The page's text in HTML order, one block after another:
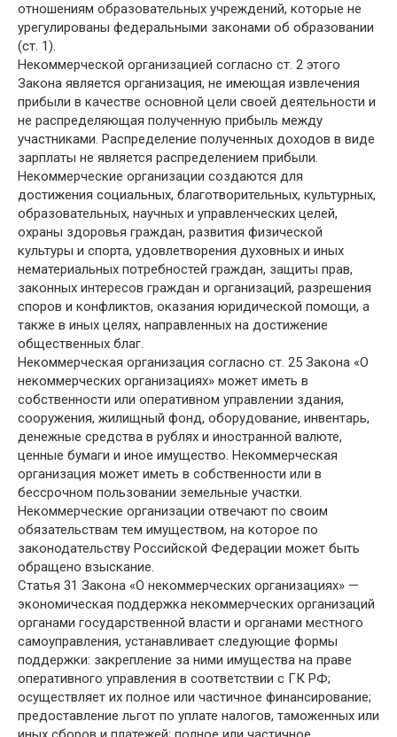
отношениям образовательных учреждений, которые не
урегулированы федеральными законами об образовании
(ст. 1).
Некоммерческой организацией согласно ст. 2 этого
Закона является организация, не имеющая извлечения
прибыли в качестве основной цели своей деятельности и
не распределяющая полученную прибыль между
участниками. Распределение полученных доходов в виде
зарплаты не является распределением прибыли.
Некоммерческие организации создаются для
достижения социальных, благотворительных, культурных,
образовательных, научных и управленческих целей,
охраны здоровья граждан, развития физической
культуры и спорта, удовлетворения духовных и иных
нематериальных потребностей граждан, защиты прав,
законных интересов граждан и организаций, разрешения
споров и конфликтов, оказания юридической помощи, а
также в иных целях, направленных на достижение
общественных благ.
Некоммерческая организация согласно ст. 25 Закона «О
некоммерческих организациях» может иметь в
собственности или оперативном управлении здания,
сооружения, жилищный фонд, оборудование, инвентарь,
денежные средства в рублях и иностранной валюте,
ценные бумаги и иное имущество. Некоммерческая
организация может иметь в собственности или в
бессрочном пользовании земельные участки.
Некоммерческие организации отвечают по своим
обязательствам тем имуществом, на которое по
законодательству Российской Федерации может быть
обращено взыскание.
Статья 31 Закона «О некоммерческих организациях» —
экономическая поддержка некоммерческих организаций
органами государственной власти и органами местного
самоуправления, устанавливает следующие формы
поддержки: закрепление за ними имущества на праве
оперативного управления в соответствии с ГК РФ;
осуществляет их полное или частичное финансирование;
предоставление льгот по уплате налогов, таможенных или